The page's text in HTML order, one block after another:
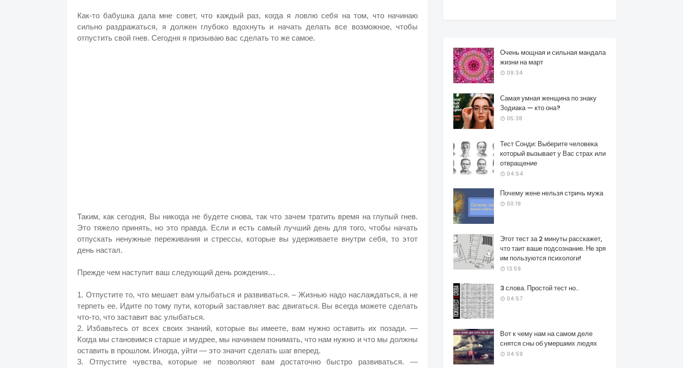
Как-то бабушка дала мне совет, что каждый раз, когда я ловлю себя на том, что начинаю
сильно раздражаться, я должен глубоко вдохнуть и начать делать все возможное, чтобы
отпустить свой гнев. Сегодня я призываю вас сделать то же самое.
Таким, как сегодня, Вы никогда не будете снова, так что зачем тратить время на глупый гнев.
Это тяжело принять, но это правда. Если и есть самый лучший день для того, чтобы начать
отпускать ненужные переживания и стрессы, которые вы удерживаете внутри себя, то этот
день настал.
Прежде чем наступит ваш следующий день рождения…
1. Отпустите то, что мешает вам улыбаться и развиваться. – Жизнью надо наслаждаться, а не
терпеть ее. Идите по тому пути, который заставляет вас двигаться. Вы всегда можете сделать
что-то, что заставит вас улыбаться.
2. Избавьтесь от всех своих знаний, которые вы имеете, вам нужно оставить их позади. —
Когда мы становимся старше и мудрее, мы начинаем понимать, что нам нужно и что мы должны
оставить в прошлом. Иногда, уйти — это значит сделать шаг вперед.
3. Отпустите чувства, которые не позволяют вам достаточно быстро развиваться. —
Очень мощная и сильная мандала
жизни на март
09:34
Самая умная женщина по знаку
Зодиака — кто она?
05:38
Тест Сонди: Выберите человека
который вызывает у Вас страх или
отвращение
04:54
Почему жене нельзя стричь мужа
00:19
Этот тест за 2 минуты расскажет,
что таит ваше подсознание. Не зря
им пользуются психологи!
13:59
3 слова. Простой тест но..
04:57
Вот к чему нам на самом деле
снятся сны об умершиих людях
04:59